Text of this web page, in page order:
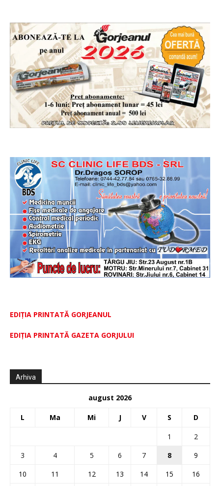
EDIȚIA PRINTATĂ GORJEANUL
EDIŢIA PRINTATĂ GAZETA GORJULUI
Arhiva
august 2026
L Ma Mi J V S D
1
2
3
4 5 6 7 8
9
10
11 12 13 14 15 16